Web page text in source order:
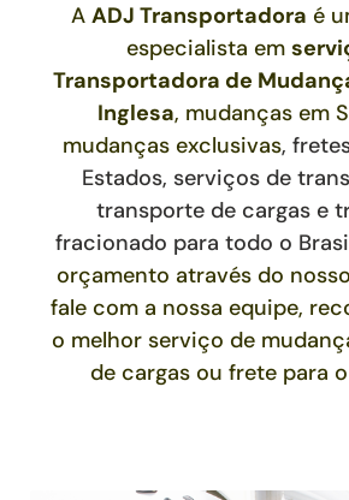
A ADJ Transportadora é
especialista em
Transportadora de
Inglesa, mudanças em
mudanças exclusivas,
Estados, serviços de
transporte de cargas e
fracionado para todo o
orçamento através do
fale com a nossa equipe,
o melhor serviço de
de cargas ou frete para